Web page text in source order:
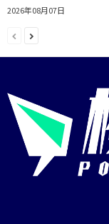
2026年08月07日